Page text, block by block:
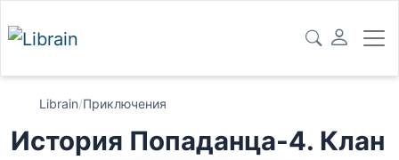
Librain/Приключения
История Попаданца-4. Клан